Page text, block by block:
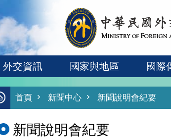
外交資訊 國家與地區 國際
首頁 新聞中心 新聞說明會紀要
新聞說明會紀要